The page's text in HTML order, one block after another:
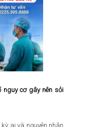
nguy cơ gây nên sỏi
ai và nguyên nhân